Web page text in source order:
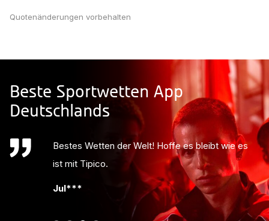
Quotenänderungen vorbehalten
Beste Sportwetten App
Deutschlands
Bestes Wetten der Welt! Hoffe es bleibt wie es
ist mit Tipico.
Jul***